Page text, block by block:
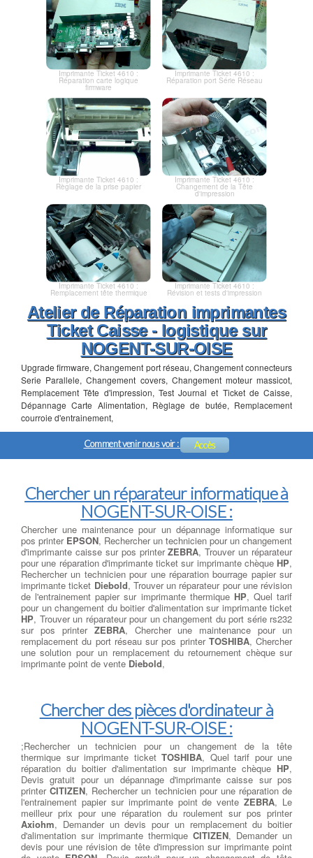
Imprimante Ticket 4610 :
Réparation carte logique
firmware
Imprimante Ticket 4610 :
Réparation port Série Réseau
Imprimante Ticket 4610 :
Règlage de la prise papier
Imprimante Ticket 4610 :
Changement de la Tête
d'impression
Imprimante Ticket 4610 :
Remplacement tête thermique
Imprimante Ticket 4610 :
Révision et tests d'impression
Atelier de Réparation imprimantes
Ticket Caisse - logistique sur
NOGENT-SUR-OISE
Upgrade firmware, Changement port réseau, Changement connecteurs
Serie Parallele, Changement covers, Changement moteur massicot,
Remplacement Tête d'impression, Test Journal et Ticket de Caisse,
Dépannage Carte Alimentation, Règlage de butée, Remplacement
courroie d'entrainement,
Comment venir nous voir : Accès
Chercher un réparateur informatique à
NOGENT-SUR-OISE :
Chercher une maintenance pour un dépannage informatique sur
pos printer EPSON, Rechercher un technicien pour un changement
d'imprimante caisse sur pos printerZEBRA, Trouver un réparateur
pour une réparation d'imprimante ticket sur imprimante chèque HP,
Rechercher un technicien pour une réparation bourrage papier sur
imprimante ticket Diebold, Trouver un réparateur pour une révision
de l'entrainement papier sur imprimante thermique HP, Quel tarif
pour un changement du boitier d'alimentation sur imprimante ticket
HP, Trouver un réparateur pour un changement du port série rs232
sur pos printer ZEBRA, Chercher une maintenance pour un
remplacement du port réseau sur pos printer TOSHIBA, Chercher
une solution pour un remplacement du retournement chèque sur
imprimante point de vente Diebold,
Chercher des pièces d'ordinateur à
NOGENT-SUR-OISE :
;Rechercher un technicien pour un changement de la tête
thermique sur imprimante ticket TOSHIBA, Quel tarif pour une
réparation du boitier d'alimentation sur imprimante chèque HP,
Devis gratuit pour un dépannage d'imprimante caisse sur pos
printerCITIZEN, Rechercher un technicien pour une réparation de
l'entrainement papier sur imprimante point de venteZEBRA, Le
meilleur prix pour une réparation du roulement sur pos printer
Axiohm, Demander un devis pour un remplacement du boitier
d'alimentation sur imprimante thermique CITIZEN, Demander un
devis pour une révision de tête d'impression sur imprimante point